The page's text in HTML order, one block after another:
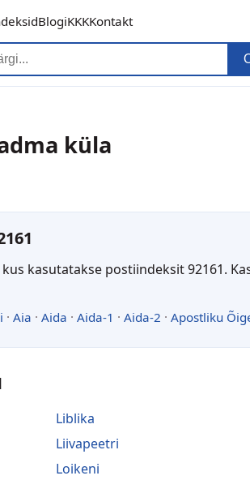
BlogiKKKKontakt
küla
kasutatakse postiindeksit 92161.
· Aia · Aida · Aida-1 · Aida-2 · Apostliku
Liblika
Liivapeetri
Loikeni